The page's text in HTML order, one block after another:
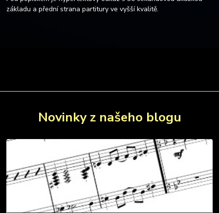
základu a přední strana partitury ve vyšší kvalitě.
Novinky z našeho blogu